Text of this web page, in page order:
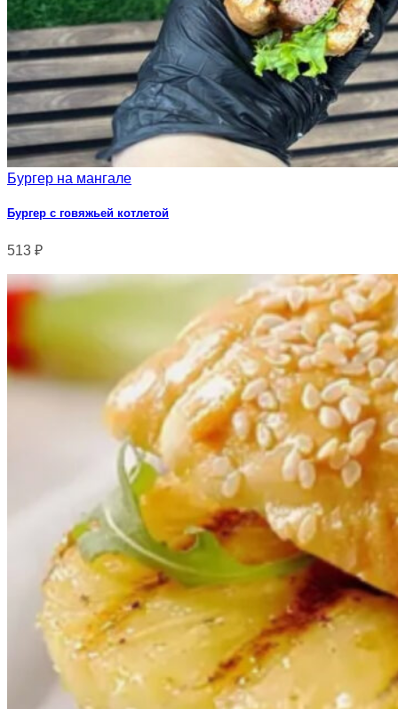
Бургер на мангале
Бургер с говяжьей котлетой
513 ₽